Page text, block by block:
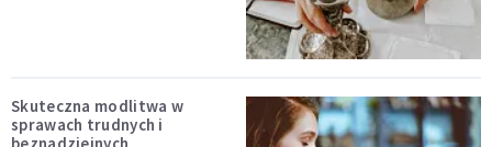
Skuteczna modlitwa w
sprawach trudnych i
beznadziejnych